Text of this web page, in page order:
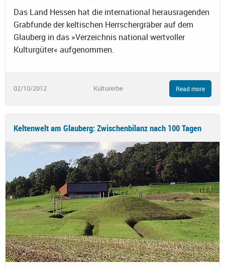
Das Land Hessen hat die international herausragenden
Grabfunde der keltischen Herrschergräber auf dem
Glauberg in das »Verzeichnis national wertvoller
Kulturgüter« aufgenommen.
02/10/2012 Kulturerbe Read more
Keltenwelt am Glauberg: Zwischenbilanz nach 100 Tagen